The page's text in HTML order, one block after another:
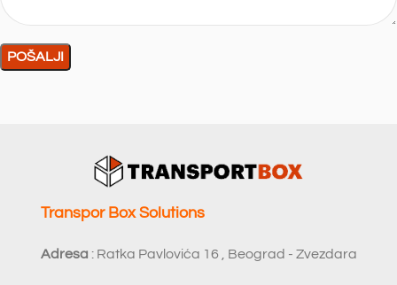
Transpor Box Solutions
Adresa : Ratka Pavlovića 16 , Beograd - Zvezdara